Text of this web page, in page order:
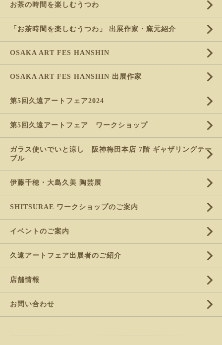
お茶の時間を楽しむうつわ
「お茶時間を楽しむうつわ」 出展作家・窯元紹介
OSAKA ART FES HANSHIN
OSAKA ART FES HANSHIN 出展作家
第5回久遠アートフェア2024
第5回久遠アートフェア ワークショップ
ガラス使いでいと涼し 阪神梅田本店 7階 ギャザリングテー
ブル
伊藤千穂・大島久美 陶芸展
SHITSURAE ワークショップのご案内
イベントのご案内
久遠アートフェア出展者のご紹介
店舗情報
お問い合わせ